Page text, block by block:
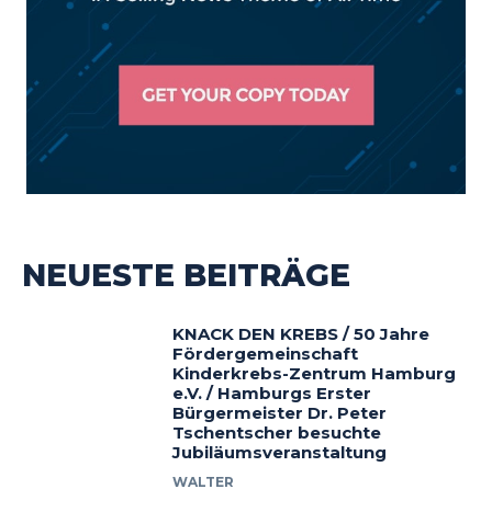
NEUESTE BEITRÄGE
KNACK DEN KREBS / 50 Jahre
Fördergemeinschaft
Kinderkrebs-Zentrum Hamburg
e.V. / Hamburgs Erster
Bürgermeister Dr. Peter
Tschentscher besuchte
Jubiläumsveranstaltung
WALTER